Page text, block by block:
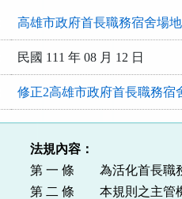
高雄市政府首長職務宿舍場
民國 111 年 08 月 12 日
修正2高雄市政府首長職務宿
法規內容：
第 一 條 為活化首長職務
第 二 條 本規則之主管機